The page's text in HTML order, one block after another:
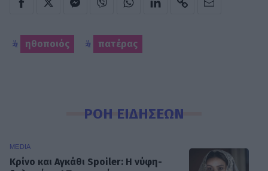
ηθοποιός πατέρας
ΡΟΗ ΕΙΔΗΣΕΩΝ
MEDIA
Κρίνο και Αγκάθι Spoiler: Η νύφη-